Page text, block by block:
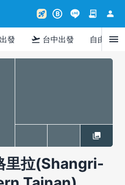
rocket_launch B contract person
發 flight_takeoff 台中出發 自由行menu
里拉(Shangri-